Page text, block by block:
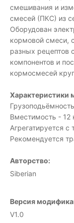
смешивания и
смесей (ПКС) из
Оборудован
кормовой смеси,
разных рецептов
компонентов и
кормосмесей
Характеристики
Вместимость - 12
Агрегатируется с
Рекомендуется
Авторство:
Siberian
Версия
V1.0